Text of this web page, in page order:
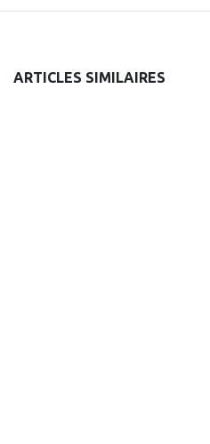
ARTICLES SIMILAIRES